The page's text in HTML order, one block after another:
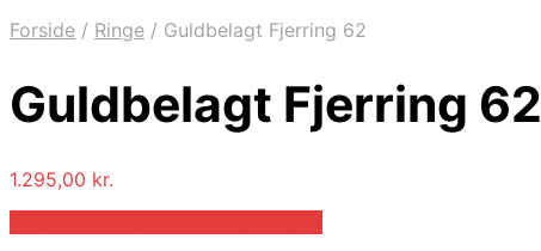
Forside / Ringe / Guldbelagt Fjerring 62
Guldbelagt Fjerring 62
1.295,00 kr.